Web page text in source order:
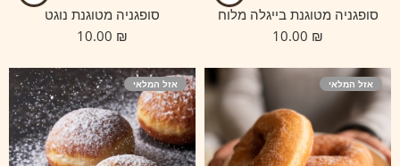
סופגניה מטוגנת בייגלה מלוח
₪
סופגניה מטוגנת נוגט
₪
אזל המלאי אזל המלאי